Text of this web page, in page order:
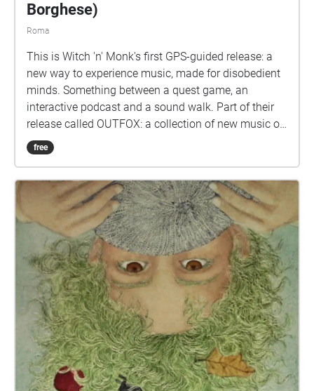
Roma, Bologna, Ravenna, Giardino Comunale di
Tolfa, Poesia nell’Aria a Narni ecc.), a New York
(Central Park), in Nuova Zelanda e Groenlandia. Per
partecipare al progetto o richiedere l’installazione
nella propria città accanto ad alberi monumentali
giovannaiorio96@gmail.com Sito Web:
https://thevoiceoftrees.weebly.com/
Borghese)
Roma
This is Witch 'n' Monk's first GPS-guided release: a
new way to experience music, made for disobedient
minds. Something between a quest game, an
interactive podcast and a sound walk. Part of their
release called OUTFOX: a collection of new music on
the theme of radical creativity. To download
Pagamento click here:
free